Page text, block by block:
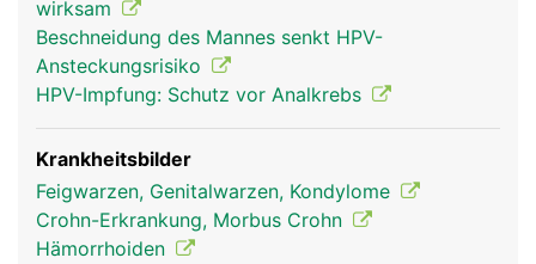
wirksam
Beschneidung des Mannes senkt HPV-
Ansteckungsrisiko
HPV-Impfung: Schutz vor Analkrebs
Krankheitsbilder
Feigwarzen, Genitalwarzen, Kondylome
Crohn-Erkrankung, Morbus Crohn
Hämorrhoiden